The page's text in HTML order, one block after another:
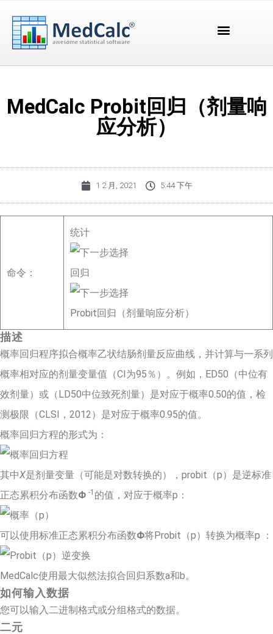
MedCalc Probit回归（剂量响
应分析）
1 2 月, 2021 5:44 下午
命令：
统计
回归
Probit回归（剂量响应分析）
描述
概率回归程序拟合概率乙状结肠剂量反应曲线，并计算与一系列
概率相对应的剂量变量值（CI为95％）。例如，ED50（中位有
效剂量）或（LD50中位致死剂量）是对应于概率0.50的值，检
测极限（CLSI，2012）是对应于概率0.95的值。
概率回归方程的形式为：
其中X是剂量变量（可能是对数转换的），probit（p）是逆标准
正态累积分布函数Φ -1 的值，对应于概率p：
可以使用标准正态累积分布函数Φ将Probit（p）转换为概率p ：
MedCalc使用最大似然法拟合回归系数a和b。
如何输入数据
您可以输入二进制格式或分组格式的数据。
二元